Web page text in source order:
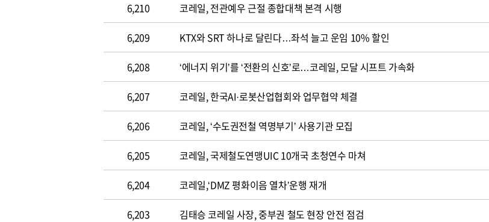
6,210 코레일, 전관예우 근절 종합대책 본격 시행
6,209 KTX와 SRT 하나로 달린다…좌석 늘고 운임 10% 할인
6,208 ‘에너지 위기’를 ‘전환의 신호’로…코레일, 모달 시프트 가속화
6,207 코레일, 한국AI·로봇산업협회와 업무협약 체결
6,206 코레일, ‘수도권전철 역명부기’ 사용기관 모집
6,205 코레일, 국제철도연맹UIC 10개국 초청연수 마쳐
6,204 코레일,‘DMZ 평화이음 열차’운행 재개
6,203 김태승 코레일 사장, 중부권 철도 현장 안전 점검